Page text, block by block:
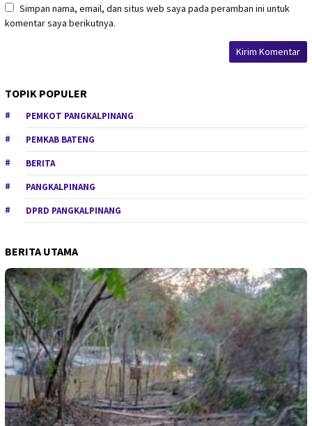
Simpan nama, email, dan situs web saya pada peramban ini untuk
komentar saya berikutnya.
TOPIK POPULER
PEMKOT PANGKALPINANG
PEMKAB BATENG
BERITA
PANGKALPINANG
DPRD PANGKALPINANG
BERITA UTAMA